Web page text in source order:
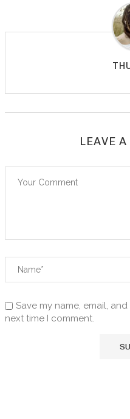
LEAVE
Save my name, email,
next time I comment.